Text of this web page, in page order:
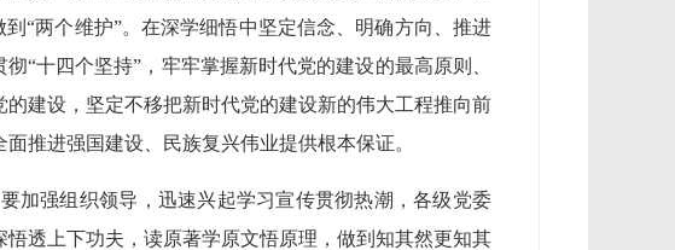
“两个维护”。在深学细悟中坚定信念、明确方向、推进
“十四个坚持”，牢牢掌握新时代党的建设的最高原则、
建设，坚定不移把新时代党的建设新的伟大工程推向前
推进强国建设、民族复兴伟业提供根本保证。
加强组织领导，迅速兴起学习宣传贯彻热潮，各级党委
透上下功夫，读原著学原文悟原理，做到知其然更知其